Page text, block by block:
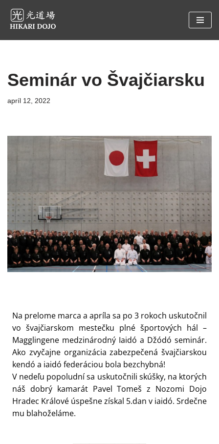
Preskočiť
na
Seminár vo Švajčiarsku
apríl 12, 2022
Na prelome marca a apríla sa po 3 rokoch uskutočnil
vo švajčiarskom mestečku plné športových hál –
Magglingene medzinárodný Iaidó a Džódó seminár.
Ako zvyčajne organizácia zabezpečená švajčiarskou
kendó a iaidó federáciou bola bezchybná!
V nedeľu popoludní sa uskutočnili skúšky, na ktorých
náš dobrý kamarát Pavel Tomeš z Nozomi Dojo
Hradec Králové úspešne získal 5.dan v iaidó. Srdečne
mu blahoželáme.